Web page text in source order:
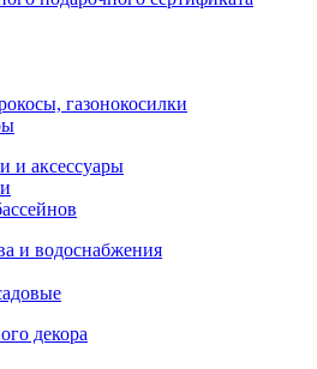
газонокосилки
и аксессуары
и водоснабжения
декора